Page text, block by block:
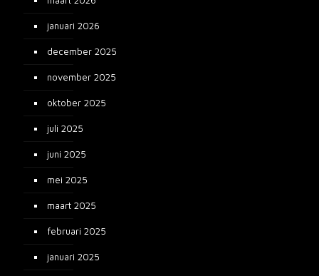
januari 2026
december 2025
november 2025
oktober 2025
juli 2025
juni 2025
mei 2025
maart 2025
februari 2025
januari 2025